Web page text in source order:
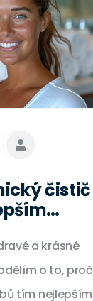
čistič
a krásné
o to, proč
tím nejlepším